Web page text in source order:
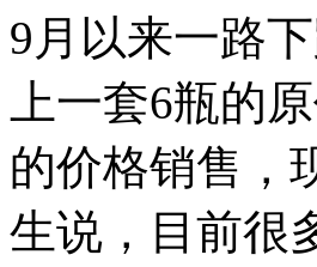
9月以来一路
上一套6瓶的
的价格销售，
生说，目前很